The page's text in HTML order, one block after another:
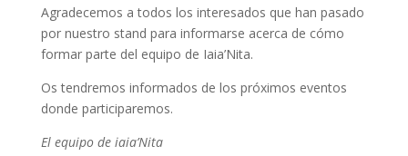
Agradecemos a todos los interesados que han pasado
por nuestro stand para informarse acerca de cómo
formar parte del equipo de Iaia’Nita.
Os tendremos informados de los próximos eventos
donde participaremos.
El equipo de iaia’Nita